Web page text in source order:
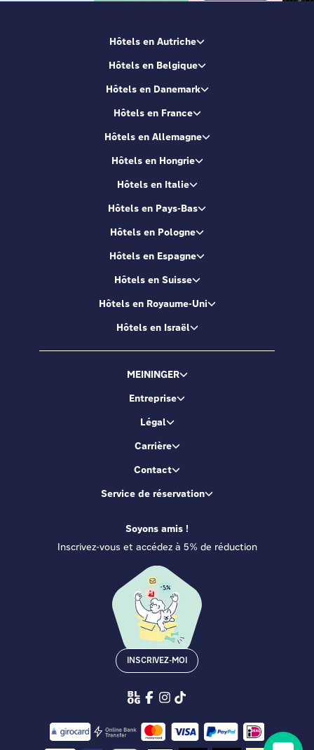
Hôtels en Autriche
Hôtels en Belgique
Hôtels en Danemark
Hôtels en France
Hôtels en Allemagne
Hôtels en Hongrie
Hôtels en Italie
Hôtels en Pays-Bas
Hôtels en Pologne
Hôtels en Espagne
Hôtels en Suisse
Hôtels en Royaume-Uni
Hôtels en Israël
MEININGER
Entreprise
Légal
Carrière
Contact
Service de réservation
Soyons amis !
Inscrivez-vous et accédez à 5% de réduction
INSCRIVEZ-MOI